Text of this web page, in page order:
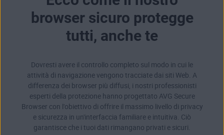
browser sicuro protegge
tutti, anche te
Dovresti avere il controllo completo sul modo in cui le
attività di navigazione vengono tracciate dai siti Web. A
differenza dei browser più diffusi, i nostri professionisti
esperti della protezione hanno progettato AVG Secure
Browser con l'obiettivo di offrire il massimo livello di privacy
e sicurezza in un'interfaccia familiare e intuitiva. Ciò
garantisce che i tuoi dati rimangano privati e sicuri.